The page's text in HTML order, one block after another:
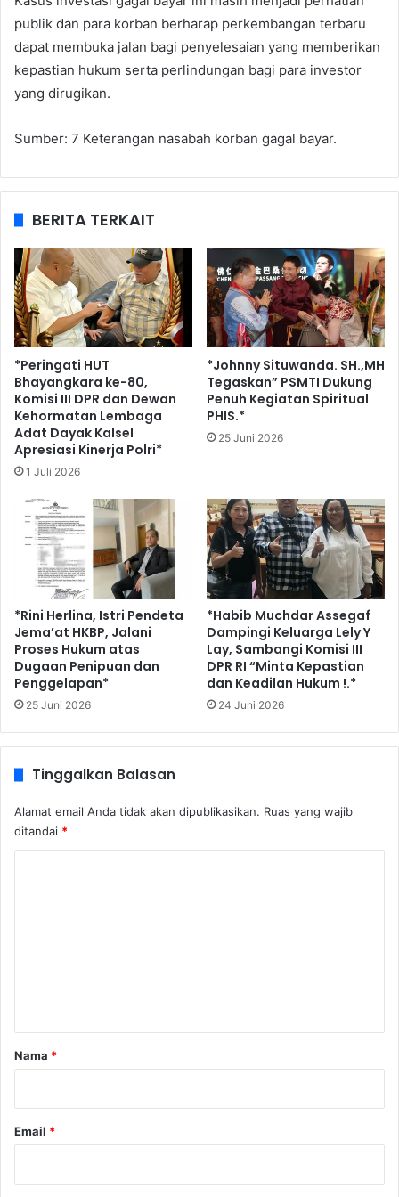
publik dan para korban berharap perkembangan terbaru
dapat membuka jalan bagi penyelesaian yang memberikan
kepastian hukum serta perlindungan bagi para investor
yang dirugikan.
Sumber: 7 Keterangan nasabah korban gagal bayar.
BERITA TERKAIT
*Peringati HUT
Bhayangkara ke-80,
Komisi III DPR dan Dewan
Kehormatan Lembaga
Adat Dayak Kalsel
Apresiasi Kinerja Polri*
1 Juli 2026
*Johnny Situwanda. SH.,MH
Tegaskan” PSMTI Dukung
Penuh Kegiatan Spiritual
PHIS.*
25 Juni 2026
*Rini Herlina, Istri Pendeta
Jema’at HKBP, Jalani
Proses Hukum atas
Dugaan Penipuan dan
Penggelapan*
25 Juni 2026
*Habib Muchdar Assegaf
Dampingi Keluarga Lely Y
Lay, Sambangi Komisi III
DPR RI “Minta Kepastian
dan Keadilan Hukum !.*
24 Juni 2026
Tinggalkan Balasan
Alamat email Anda tidak akan dipublikasikan. Ruas yang wajib
ditandai *
r
Nama *
Email *